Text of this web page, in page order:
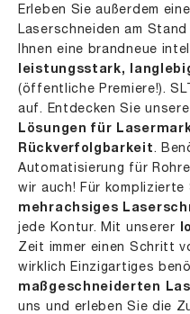
Erleben Sie außerdem
Laserschneiden am
Ihnen eine brandneue
leistungsstark,
(öffentliche Premiere!).
auf. Entdecken Sie
Lösungen für
Rückverfolgbarkeit.
Automatisierung für
wir auch! Für
mehrachsiges
jede Kontur. Mit unserer
Zeit immer einen Schritt
wirklich Einzigartiges
maßgeschneiderten
uns und erleben Sie die